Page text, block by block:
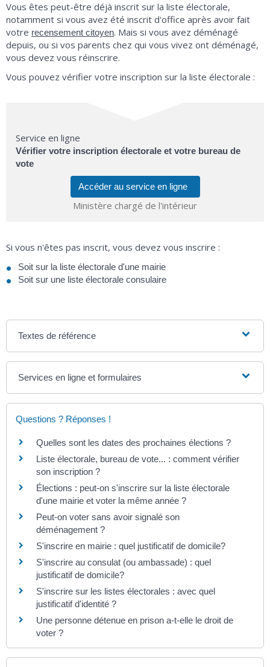
Vous êtes peut-être déjà inscrit sur la liste électorale,
notamment si vous avez été inscrit d'office après avoir fait
votre recensement citoyen. Mais si vous avez déménagé
depuis, ou si vos parents chez qui vous vivez ont déménagé,
vous devez vous réinscrire.
Vous pouvez vérifier votre inscription sur la liste électorale :
Service en ligne
Vérifier votre inscription électorale et votre bureau de
vote
Accéder au service en ligne
Ministère chargé de l'intérieur
Si vous n'êtes pas inscrit, vous devez vous inscrire :
Soit sur la liste électorale d'une mairie
Soit sur une liste électorale consulaire
Textes de référence
Services en ligne et formulaires
Questions ? Réponses !
Quelles sont les dates des prochaines élections ?
Liste électorale, bureau de vote... : comment vérifier
son inscription ?
Élections : peut-on s'inscrire sur la liste électorale
d'une mairie et voter la même année ?
Peut-on voter sans avoir signalé son
déménagement ?
S'inscrire en mairie : quel justificatif de domicile?
S'inscrire au consulat (ou ambassade) : quel
justificatif de domicile?
S'inscrire sur les listes électorales : avec quel
justificatif d'identité ?
Une personne détenue en prison a-t-elle le droit de
voter ?